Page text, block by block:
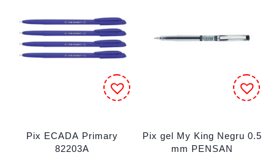
Pix ECADA Primary
82203A
Pix gel My King Negru 0.5
mm PENSAN